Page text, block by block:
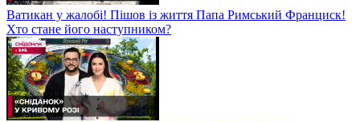
Ватикан у жалобі! Пішов із життя Папа Римський Франциск!
Хто стане його наступником?